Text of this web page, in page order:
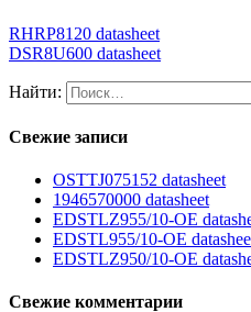
RHRP8120 datasheet
DSR8U600 datasheet
Найти:
Свежие записи
OSTTJ075152 datasheet
1946570000 datasheet
EDSTLZ955/10-OE
EDSTL955/10-OE
EDSTLZ950/10-OE
Свежие комментарии